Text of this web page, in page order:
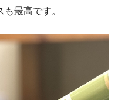
最高です。